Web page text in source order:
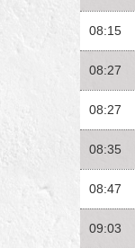
08:15
08:27
08:27
08:35
08:47
09:03